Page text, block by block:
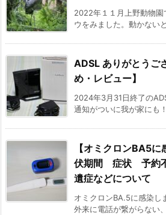
2022年１１月上野動物園
ウをみました。動かない
ADSL ありがとうご
め・レビュー】
2024年3月31日終了の
通知がついに我が家にも
【オミクロンBA5
伏期間 症状 予約
遺症などについて
オミクロンBA.5に感染し
外来に電話が繋がらない